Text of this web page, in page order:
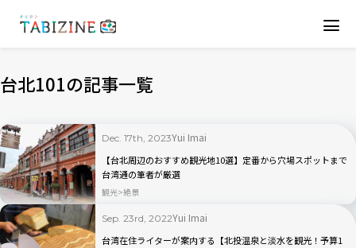
台北101の記事一覧
Dec. 17th, 2023Yui Imai
【台北周辺のおすすめ観光地10選】定番から穴場スポットまで
台湾通の筆者が厳選
観光 絶景
Sep. 23rd, 2022Yui Imai
台湾在住ライターが案内する【北投温泉と淡水を観光！予算1